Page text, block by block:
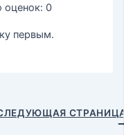
оценок: 0
первым.